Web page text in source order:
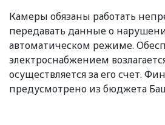
Камеры обязаны работать
передавать данные о
автоматическом режиме.
электроснабжением
осуществляется за его счет.
предусмотрено из бюджета